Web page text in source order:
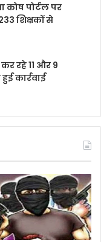
कोष पोर्टल पर
शिक्षकों से
रहे 11 और 9
कार्रवाई